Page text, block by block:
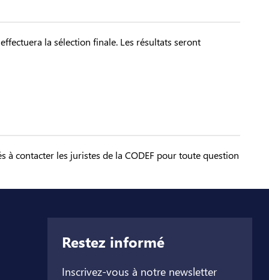
la sélection finale. Les résultats seront
à contacter les juristes de la CODEF pour toute question
Restez informé
Inscrivez-vous à notre newsletter